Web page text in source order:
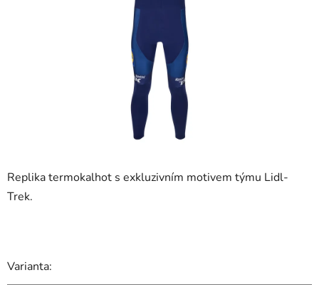
Replika termokalhot s exkluzivním motivem týmu Lidl-
Trek.
Varianta: